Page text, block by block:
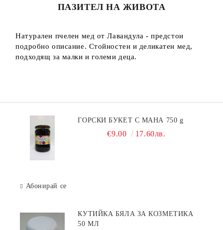
ПАЗИТЕЛ НА ЖИВОТА
Натурален пчелен мед от Лавандула - предстои
подробно описание. Стойностен и деликатен мед,
подходящ за малки и големи деца.
ГОРСКИ БУКЕТ С МАНА 750 g
€9.00 17.60лв.
Абонирай се
КУТИЙКА БЯЛА ЗА КОЗМЕТИКА
50 МЛ